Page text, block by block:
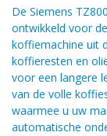
De Siemens
ontwikkeld voor
koffiemachine uit
koffieresten en
voor een langere
van de volle
waarmee u uw
automatische